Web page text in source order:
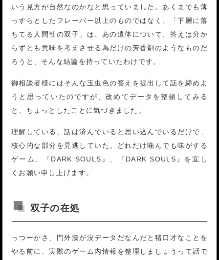
いう見方が自然なのかなと思っていました。あくまでも薄
っすらとしたフレーバー以上のものではなく、「下層に落
ちてる人間性の双子」は、あの遺体について、答えは分か
らずとも意味を考えさせる為だけの芳香剤のようなものだ
ろうと、そんな結論を持っていたわけです。
御相談者様にはそんな玉虫色の答えを提出して話を締めよ
うと思っていたのですが、改めてデータを整頓してみる
と、ちょっとしたことに気づきました。
理解している、話は済んでいると思い込んでいるだけで、
核心的な部分を見逃していた。どれだけ噛んでも味がする
ゲーム、『DARK SOULS』、『DARK SOULS』を宜し
くお願い申し上げます。
双子の在処
っつーかさ、門外漢が没データだなんだと猪口才なことを
やる前に、実際のゲーム内情報を整理しましょうって話で